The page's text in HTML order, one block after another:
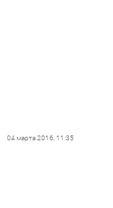
04 марта 2016, 11:35